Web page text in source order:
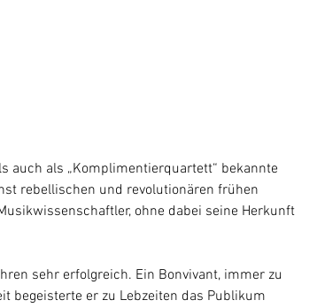
auch als „Komplimentierquartett“ bekannte
rebellischen und revolutionären frühen
ohne dabei seine Herkunft
sehr erfolgreich. Ein Bonvivant, immer zu
begeisterte er zu Lebzeiten das Publikum